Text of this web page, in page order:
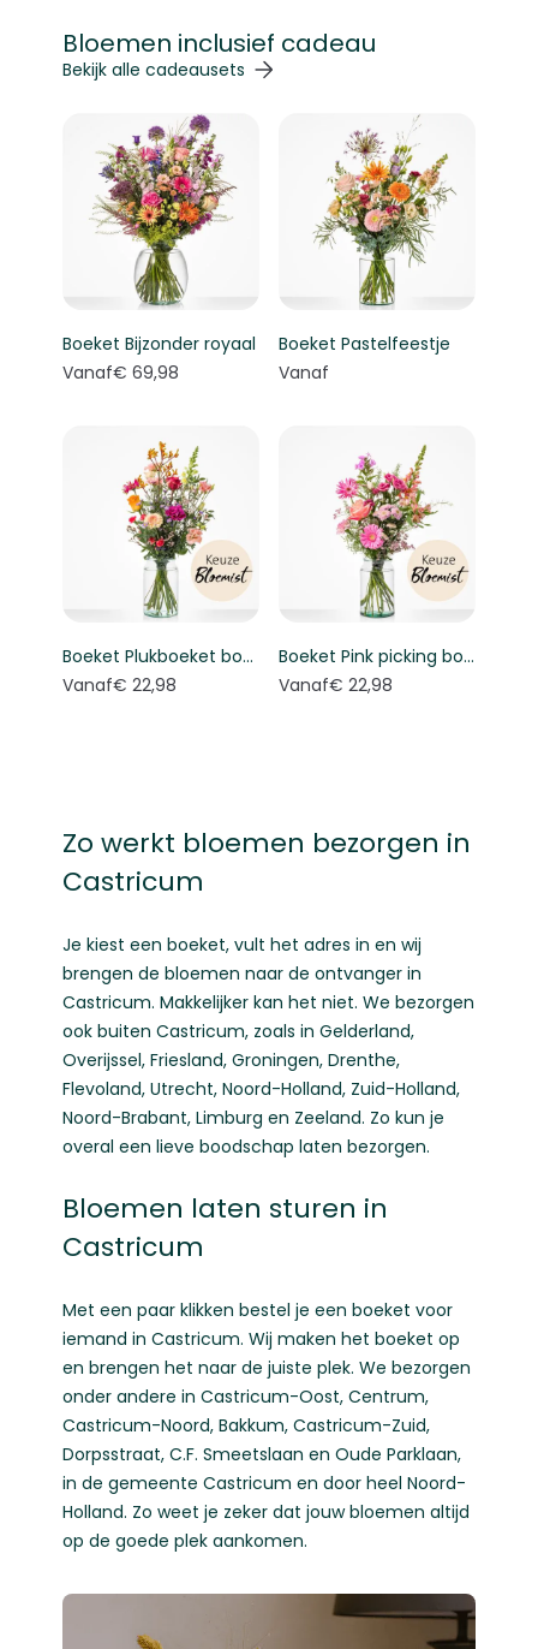
Bloemen inclusief cadeau
Navigeren door de elementen van de carrousel is
Druk om carrousel over te slaan
Bekijk alle cadeausets
Boeket Bijzonder royaal
Vanaf€ 69,98
Boeket Pastelfeestje
Vanaf
Boeket Plukboeket bont - Keuze bloemist
Vanaf€ 22,98
Boeket Pink picking bouquet - Florist's choice
Vanaf€ 22,98
Zo werkt bloemen bezorgen in
Castricum
Je kiest een boeket, vult het adres in en wij
brengen de bloemen naar de ontvanger in
Castricum. Makkelijker kan het niet. We bezorgen
ook buiten Castricum, zoals in Gelderland,
Overijssel, Friesland, Groningen, Drenthe,
Flevoland, Utrecht, Noord-Holland, Zuid-Holland,
Noord-Brabant, Limburg en Zeeland. Zo kun je
overal een lieve boodschap laten bezorgen.
Bloemen laten sturen in
Castricum
Met een paar klikken bestel je een boeket voor
iemand in Castricum. Wij maken het boeket op
en brengen het naar de juiste plek. We bezorgen
onder andere in Castricum-Oost, Centrum,
Castricum-Noord, Bakkum, Castricum-Zuid,
Dorpsstraat, C.F. Smeetslaan en Oude Parklaan,
in de gemeente Castricum en door heel Noord-
Holland. Zo weet je zeker dat jouw bloemen altijd
op de goede plek aankomen.